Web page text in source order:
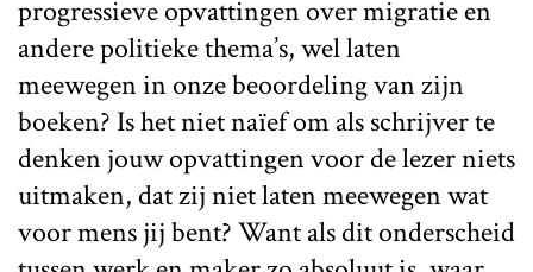
progressieve opvattingen over migratie en
andere politieke thema’s, wel laten
meewegen in onze beoordeling van zijn
boeken? Is het niet naïef om als schrijver te
denken jouw opvattingen voor de lezer niets
uitmaken, dat zij niet laten meewegen wat
voor mens jij bent? Want als dit onderscheid